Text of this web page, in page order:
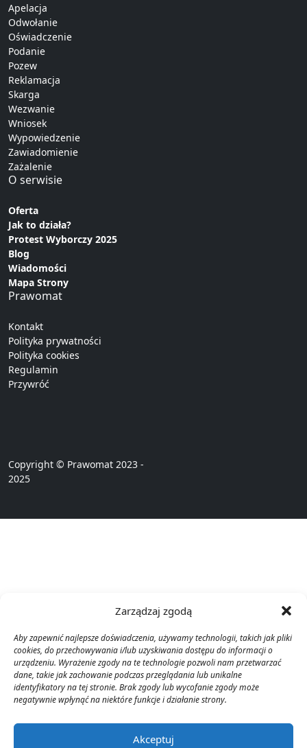
Zarządzaj zgodą
Aby zapewnić najlepsze doświadczenia, używamy technologii, takich jak pliki
cookies, do przechowywania i/lub uzyskiwania dostępu do informacji o
urządzeniu. Wyrażenie zgody na te technologie pozwoli nam przetwarzać
dane, takie jak zachowanie podczas przeglądania lub unikalne
identyfikatory na tej stronie. Brak zgody lub wycofanie zgody może
negatywnie wpłynąć na niektóre funkcje i działanie strony.
Akceptuj
Apelacja
Odwołanie
Oświadczenie
Podanie
Pozew
Reklamacja
Skarga
Wezwanie
Wniosek
Wypowiedzenie
Zawiadomienie
Zażalenie
O serwisie
Oferta
Jak to działa?
Protest Wyborczy 2025
Blog
Wiadomości
Mapa Strony
Prawomat
Kontakt
Polityka prywatności
Polityka cookies
Regulamin
Przywróć
Copyright © Prawomat 2023 -
2025